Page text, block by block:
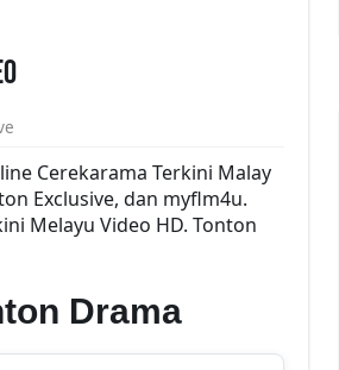
Cerekarama Terkini Malay
Exclusive, dan myflm4u.
Melayu Video HD. Tonton
Drama